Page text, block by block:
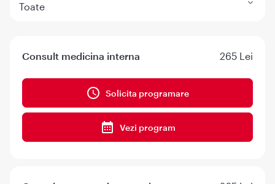
Toate
Consult medicina interna 265 Lei
Solicita programare
Vezi program